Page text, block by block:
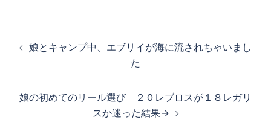
稿
ゲ
娘とキャンプ中、エブリイが海に流されちゃいまし
た
娘の初めてのリール選び ２０レブロスが１８レガリ
スか迷った結果→